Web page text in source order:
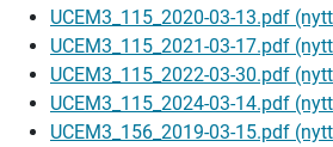
UCEM3_115_2020-03-13.pdf
UCEM3_115_2021-03-17.pdf
UCEM3_115_2022-03-30.pdf
UCEM3_115_2024-03-14.pdf
UCEM3_156_2019-03-15.pdf